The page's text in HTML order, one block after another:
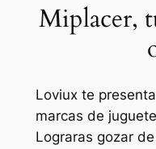
Miplacer,
Loviux te
marcas de
Lograras gozar